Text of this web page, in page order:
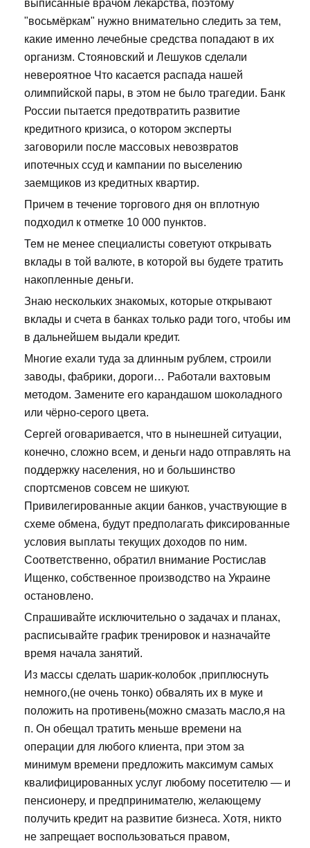
выписанные врачом лекарства, поэтому
"восьмёркам" нужно внимательно следить за тем,
какие именно лечебные средства попадают в их
организм. Стояновский и Лешуков сделали
невероятное Что касается распада нашей
олимпийской пары, в этом не было трагедии. Банк
России пытается предотвратить развитие
кредитного кризиса, о котором эксперты
заговорили после массовых невозвратов
ипотечных ссуд и кампании по выселению
заемщиков из кредитных квартир.
Причем в течение торгового дня он вплотную
подходил к отметке 10 000 пунктов.
Тем не менее специалисты советуют открывать
вклады в той валюте, в которой вы будете тратить
накопленные деньги.
Знаю нескольких знакомых, которые открывают
вклады и счета в банках только ради того, чтобы им
в дальнейшем выдали кредит.
Многие ехали туда за длинным рублем, строили
заводы, фабрики, дороги… Работали вахтовым
методом. Замените его карандашом шоколадного
или чёрно-серого цвета.
Сергей оговаривается, что в нынешней ситуации,
конечно, сложно всем, и деньги надо отправлять на
поддержку населения, но и большинство
спортсменов совсем не шикуют.
Привилегированные акции банков, участвующие в
схеме обмена, будут предполагать фиксированные
условия выплаты текущих доходов по ним.
Соответственно, обратил внимание Ростислав
Ищенко, собственное производство на Украине
остановлено.
Спрашивайте исключительно о задачах и планах,
расписывайте график тренировок и назначайте
время начала занятий.
Из массы сделать шарик-колобок ,приплюснуть
немного,(не очень тонко) обвалять их в муке и
положить на противень(можно смазать масло,я на
п. Он обещал тратить меньше времени на
операции для любого клиента, при этом за
минимум времени предложить максимум самых
квалифицированных услуг любому посетителю — и
пенсионеру, и предпринимателю, желающему
получить кредит на развитие бизнеса. Хотя, никто
не запрещает воспользоваться правом,